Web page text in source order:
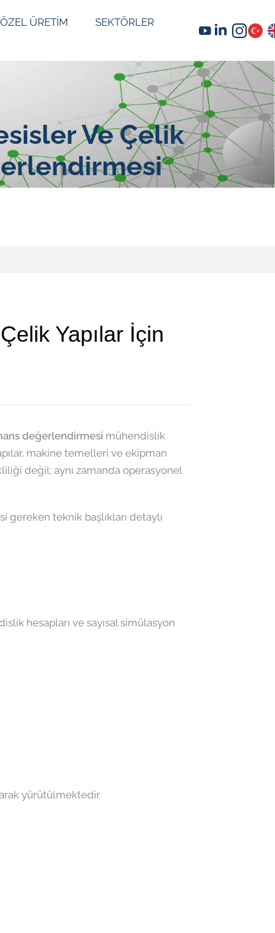
ÖZEL ÜRETİM SEKTÖRLER
Ve Çelik
Yapılar İçin
değerlendirmesi mühendislik
makine temelleri ve ekipman
değil; aynı zamanda operasyonel
teknik başlıkları detaylı
hesapları ve sayısal simülasyon
yürütülmektedir.